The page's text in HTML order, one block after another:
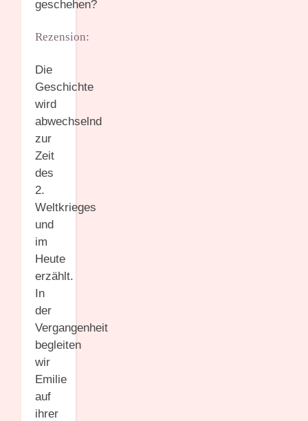
geschehen?
Rezension:
Die
Geschichte
wird
abwechselnd
zur
Zeit
des
2.
Weltkrieges
und
im
Heute
erzählt.
In
der
Vergangenheit
begleiten
wir
Emilie
auf
ihrer